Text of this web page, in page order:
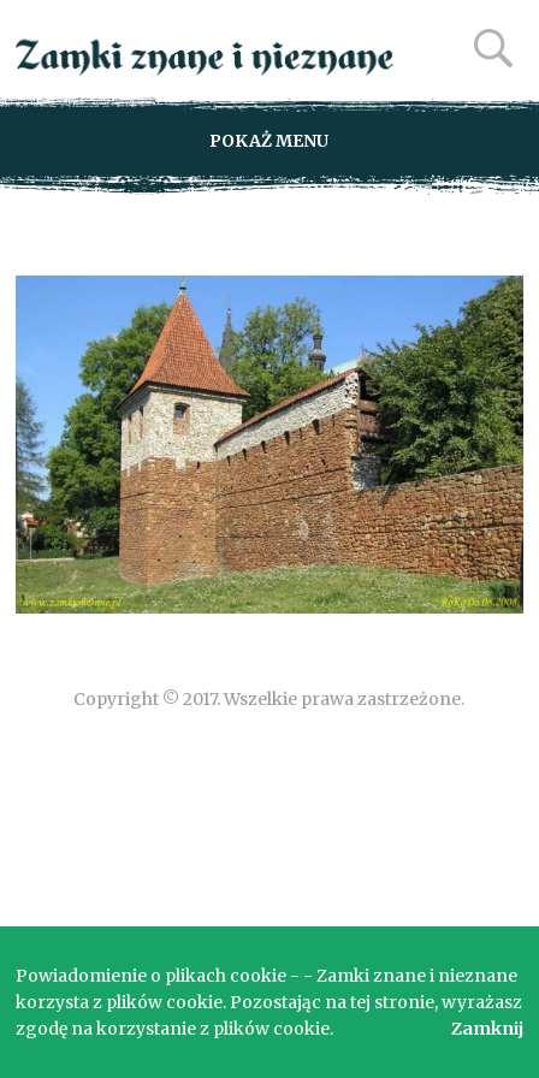
POKAŻ MENU
Copyright © 2017. Wszelkie prawa zastrzeżone.
Powiadomienie o plikach cookie - - Zamki znane i nieznane
korzysta z plików cookie. Pozostając na tej stronie, wyrażasz
zgodę na korzystanie z plików cookie.
Zamknij